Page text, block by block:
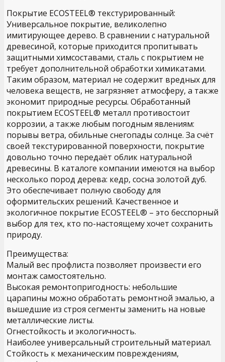
Покрытие ECOSTEEL® текстурированный:
Универсальное покрытие, великолепно
имитирующее дерево. В сравнении с натуральной
древесиной, которые приходится пропитывать
защитными химсоставами, сталь с покрытием не
требует дополнительной обработки химикатами.
Таким образом, материал не содержит вредных для
человека веществ, не загрязняет атмосферу, а также
экономит природные ресурсы. Обработанный
покрытием ECOSTEEL® металл противостоит
коррозии, а также любым погодным явлениям:
порывы ветра, обильные снегопады солнце. За счёт
своей текстурированной поверхности, покрытие
довольно точно передаёт облик натуральной
древесины. В каталоге компании имеются на выбор
несколько пород дерева: кедр, сосна золотой дуб.
Это обеспечивает полную свободу для
оформительских решений. Качественное и
экологичное покрытие ECOSTEEL® – это бесспорный
выбор для тех, кто по-настоящему хочет сохранить
природу.
Преимущества:
Малый вес профлиста позволяет произвести его
монтаж самостоятельно.
Высокая ремонтопригодность: небольшие
царапины можно обработать ремонтной эмалью, а
вышедшие из строя сегменты заменить на новые
металлические листы.
Огнестойкость и экологичность.
Наиболее универсальный строительный материал.
Стойкость к механическим повреждениям,